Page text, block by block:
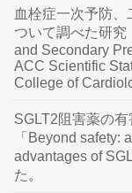
血栓症一次予防
ついて調べた研究
and Secondary
ACC Scientific
College of
SGLT2阻害薬の
「Beyond safety:
advantages of
た。